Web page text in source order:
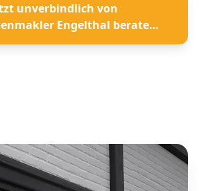
unverbindlich von
Engelthal beraten
lassen